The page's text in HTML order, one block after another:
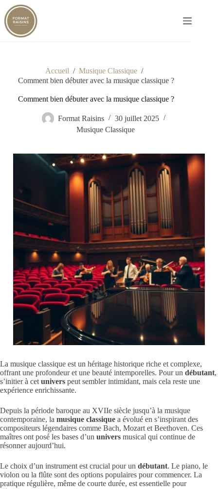
Passer
au
contenu
Accueil / Musique Classique /
Comment bien débuter avec la musique classique ?
Comment bien débuter avec la musique classique ?
Format Raisins
30 juillet 2025
Musique Classique
La musique classique est un héritage historique riche et complexe,
offrant une profondeur et une beauté intemporelles. Pour un débutant,
s’initier à cet univers peut sembler intimidant, mais cela reste une
expérience enrichissante.
Depuis la période baroque au XVIIe siècle jusqu’à la musique
contemporaine, la musique classique a évolué en s’inspirant des
compositeurs légendaires comme Bach, Mozart et Beethoven. Ces
maîtres ont posé les bases d’un univers musical qui continue de
résonner aujourd’hui.
Le choix d’un instrument est crucial pour un débutant. Le piano, le
violon ou la flûte sont des options populaires pour commencer. La
pratique régulière, même de courte durée, est essentielle pour